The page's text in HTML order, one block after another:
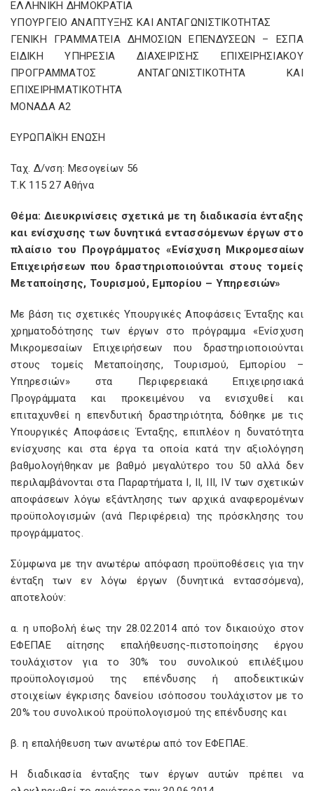
ΕΛΛΗΝΙΚΗ ΔΗΜΟΚΡΑΤΙΑ
ΥΠΟΥΡΓΕΙΟ ΑΝΑΠΤΥΞΗΣ ΚΑΙ ΑΝΤΑΓΩΝΙΣΤΙΚΟΤΗΤΑΣ
ΓΕΝΙΚΗ ΓΡΑΜΜΑΤΕΙΑ ΔΗΜΟΣΙΩΝ ΕΠΕΝΔΥΣΕΩΝ – ΕΣΠΑ
ΕΙΔΙΚΗ ΥΠΗΡΕΣΙΑ ΔΙΑΧΕΙΡΙΣΗΣ ΕΠΙΧΕΙΡΗΣΙΑΚΟΥ
ΠΡΟΓΡΑΜΜΑΤΟΣ ΑΝΤΑΓΩΝΙΣΤΙΚΟΤΗΤΑ ΚΑΙ
ΕΠΙΧΕΙΡΗΜΑΤΙΚΟΤΗΤΑ
ΜΟΝΑΔΑ Α2
ΕΥΡΩΠΑΪΚΗ ΕΝΩΣΗ
Ταχ. Δ/νση: Μεσογείων 56
Τ.Κ 115 27 Αθήνα
Θέμα: Διευκρινίσεις σχετικά με τη διαδικασία ένταξης
και ενίσχυσης των δυνητικά εντασσόμενων έργων στο
πλαίσιο του Προγράμματος «Ενίσχυση Μικρομεσαίων
Επιχειρήσεων που δραστηριοποιούνται στους τομείς
Μεταποίησης, Τουρισμού, Εμπορίου – Υπηρεσιών»
Με βάση τις σχετικές Υπουργικές Αποφάσεις Ένταξης και
χρηματοδότησης των έργων στο πρόγραμμα «Ενίσχυση
Μικρομεσαίων Επιχειρήσεων που δραστηριοποιούνται
στους τομείς Μεταποίησης, Τουρισμού, Εμπορίου –
Υπηρεσιών» στα Περιφερειακά Επιχειρησιακά
Προγράμματα και προκειμένου να ενισχυθεί και
επιταχυνθεί η επενδυτική δραστηριότητα, δόθηκε με τις
Υπουργικές Αποφάσεις Ένταξης, επιπλέον η δυνατότητα
ενίσχυσης και στα έργα τα οποία κατά την αξιολόγηση
βαθμολογήθηκαν με βαθμό μεγαλύτερο του 50 αλλά δεν
περιλαμβάνονται στα Παραρτήματα I, ΙΙ, IΙΙ, IV των σχετικών
αποφάσεων λόγω εξάντλησης των αρχικά αναφερομένων
προϋπολογισμών (ανά Περιφέρεια) της πρόσκλησης του
προγράμματος.
Σύμφωνα με την ανωτέρω απόφαση προϋποθέσεις για την
ένταξη των εν λόγω έργων (δυνητικά εντασσόμενα),
αποτελούν:
α. η υποβολή έως την 28.02.2014 από τον δικαιούχο στον
ΕΦΕΠΑΕ αίτησης επαλήθευσης-πιστοποίησης έργου
τουλάχιστον για το 30% του συνολικού επιλέξιμου
προϋπολογισμού της επένδυσης ή αποδεικτικών
στοιχείων έγκρισης δανείου ισόποσου τουλάχιστον με το
20% του συνολικού προϋπολογισμού της επένδυσης και
β. η επαλήθευση των ανωτέρω από τον ΕΦΕΠΑΕ.
Η διαδικασία ένταξης των έργων αυτών πρέπει να